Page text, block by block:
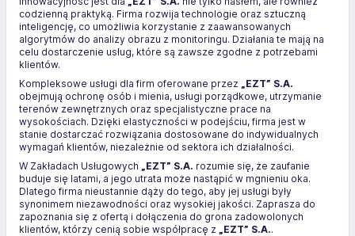
codzienną praktyką. Firma rozwija technologie oraz sztuczną
inteligencję, co umożliwia korzystanie z zaawansowanych
algorytmów do analizy obrazu z monitoringu. Działania te mają na
celu dostarczenie usług, które są zawsze zgodne z potrzebami
klientów.
Kompleksowe usługi dla firm oferowane przez „EZT” S.A.
obejmują ochronę osób i mienia, usługi porządkowe, utrzymanie
terenów zewnętrznych oraz specjalistyczne prace na
wysokościach. Dzięki elastyczności w podejściu, firma jest w
stanie dostarczać rozwiązania dostosowane do indywidualnych
wymagań klientów, niezależnie od sektora ich działalności.
W Zakładach Usługowych „EZT” S.A. rozumie się, że zaufanie
buduje się latami, a jego utrata może nastąpić w mgnieniu oka.
Dlatego firma nieustannie dąży do tego, aby jej usługi były
synonimem niezawodności oraz wysokiej jakości. Zaprasza do
zapoznania się z ofertą i dołączenia do grona zadowolonych
klientów, którzy cenią sobie współpracę z „EZT” S.A..